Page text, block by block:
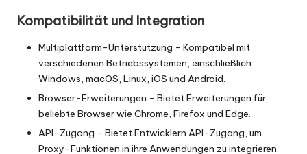
Kompatibilität und Integration
Multiplattform-Unterstützung - Kompatibel mit
verschiedenen Betriebssystemen, einschließlich
Windows, macOS, Linux, iOS und Android.
Browser-Erweiterungen - Bietet Erweiterungen für
beliebte Browser wie Chrome, Firefox und Edge.
API-Zugang - Bietet Entwicklern API-Zugang, um
Proxy-Funktionen in ihre Anwendungen zu integrieren.